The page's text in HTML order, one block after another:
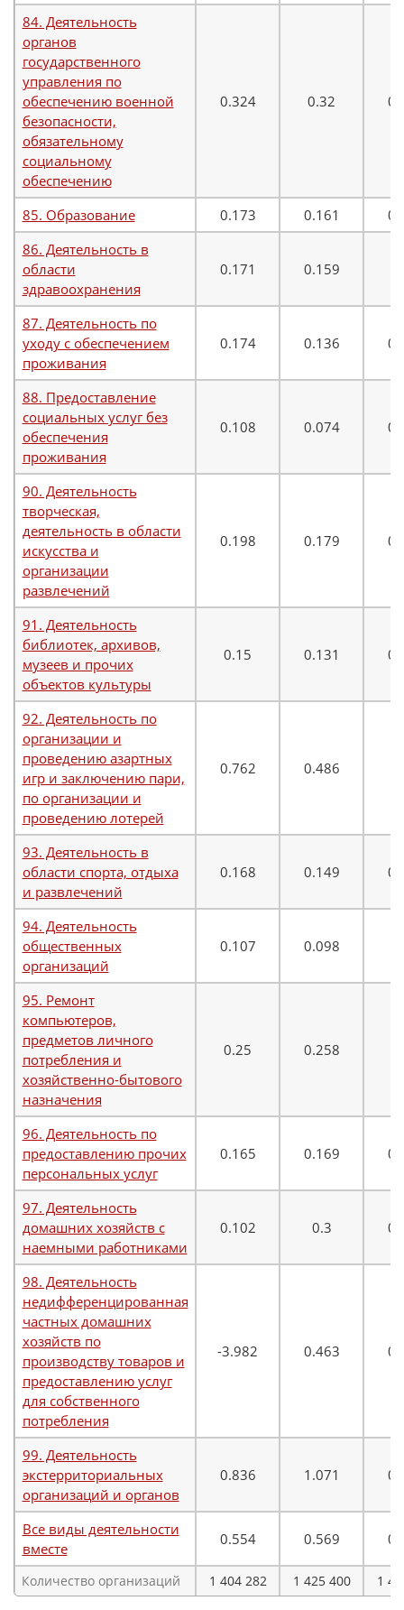
84. Деятельность
органов
государственного
управления по
обеспечению военной
безопасности,
обязательному
социальному
обеспечению
0.324 0.32
85. Образование 0.173 0.161
86. Деятельность в
области
здравоохранения
0.171 0.159
87. Деятельность по
уходу с обеспечением
проживания
0.174 0.136
88. Предоставление
социальных услуг без
обеспечения
проживания
0.108 0.074
90. Деятельность
творческая,
деятельность в области
искусства и
организации
развлечений
0.198 0.179
91. Деятельность
библиотек, архивов,
музеев и прочих
объектов культуры
0.15 0.131
92. Деятельность по
организации и
проведению азартных
игр и заключению пари,
по организации и
проведению лотерей
0.762 0.486
93. Деятельность в
области спорта, отдыха
и развлечений
0.168 0.149
94. Деятельность
общественных
организаций
0.107 0.098
95. Ремонт
компьютеров,
предметов личного
потребления и
хозяйственно-бытового
назначения
0.25 0.258
96. Деятельность по
предоставлению прочих
персональных услуг
0.165 0.169
97. Деятельность
домашних хозяйств с
наемными работниками
0.102 0.3
98. Деятельность
недифференцированная
частных домашних
хозяйств по
производству товаров и
предоставлению услуг
для собственного
потребления
-3.982 0.463
99. Деятельность
экстерриториальных
организаций и органов
0.836 1.071
Все виды деятельности
вместе
0.554 0.569
Количество организаций 1 404 282 1 425 400 1